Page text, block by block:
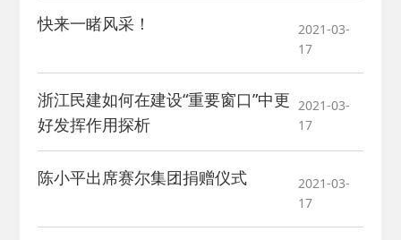
· 中国民主建国会… 2024-08-28
快来一睹风采！
2021-03-
17
浙江民建如何在建设“重要窗口”中更
好发挥作用探析
2021-03-
17
陈小平出席赛尔集团捐赠仪式
2021-03-
17